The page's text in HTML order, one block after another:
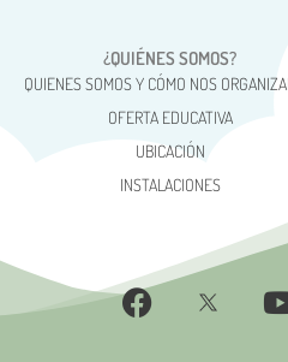
¿QUIÉNES SOMOS?
QUIENES SOMOS Y CÓMO NOS
OFERTA EDUCATIVA
UBICACIÓN
INSTALACIONES